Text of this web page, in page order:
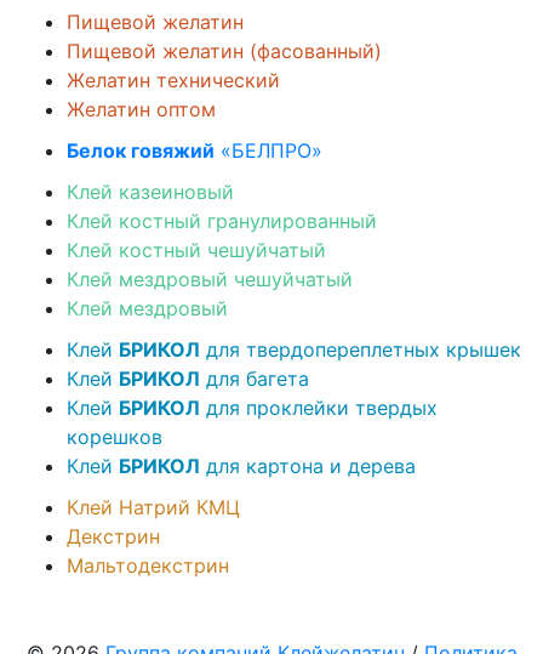
Пищевой желатин
Пищевой желатин (фасованный)
Желатин технический
Желатин оптом
Белок говяжий «БЕЛПРО»
Клей казеиновый
Клей костный гранулированный
Клей костный чешуйчатый
Клей мездровый чешуйчатый
Клей мездровый
Клей БРИКОЛ для твердопереплетных крышек
Клей БРИКОЛ для багета
Клей БРИКОЛ для проклейки твердых
корешков
Клей БРИКОЛ для картона и дерева
Клей Натрий КМЦ
Декстрин
Мальтодекстрин